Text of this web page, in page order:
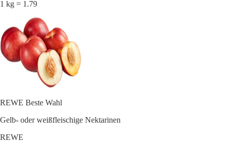
1 kg = 1.79
REWE Beste Wahl
Gelb- oder weißfleischige Nektarinen
REWE